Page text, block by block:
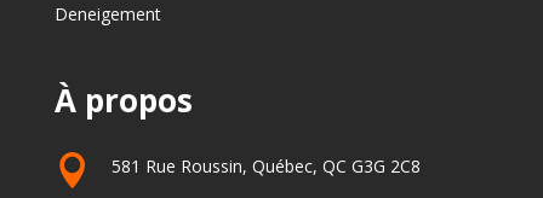
Deneigement
À propos
 581 Rue Roussin, Québec, QC G3G 2C8